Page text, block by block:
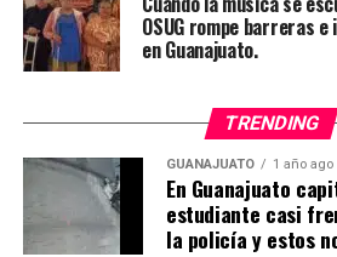
OSUG rompe barreras
en Guanajuato.
TRENDING
GUANAJUATO 1 año ago
En Guanajuato
estudiante casi
la policía y estos